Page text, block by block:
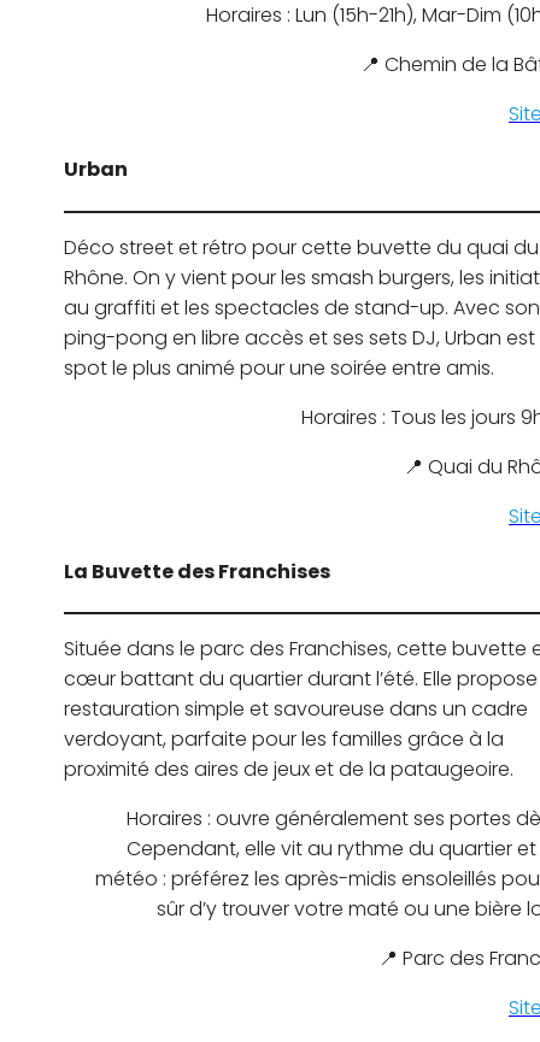
Horaires : Lun (15h-21h), Mar-Dim
📍 Chemin de la
Urban
Déco street et rétro pour cette buvette du quai du
Rhône. On y vient pour les smash burgers, les
au graffiti et les spectacles de stand-up. Avec son
ping-pong en libre accès et ses sets DJ, Urban est
spot le plus animé pour une soirée entre amis.
Horaires : Tous les jours
📍 Quai du
La Buvette des Franchises
Située dans le parc des Franchises, cette buvette
cœur battant du quartier durant l’été. Elle
restauration simple et savoureuse dans un cadre
verdoyant, parfaite pour les familles grâce à la
proximité des aires de jeux et de la pataugeoire.
Horaires : ouvre généralement ses portes
Cependant, elle vit au rythme du quartier
météo : préférez les après-midis ensoleillés
sûr d’y trouver votre maté ou une bière
📍 Parc des